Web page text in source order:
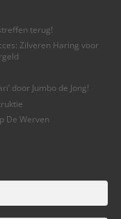
terug!
Zilveren Haring voor
door Jumbo de Jong!
De Werven